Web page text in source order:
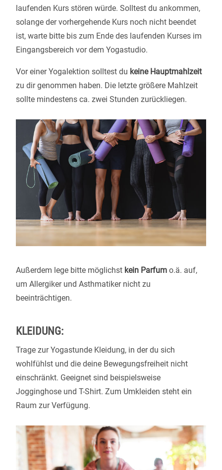
laufenden Kurs stören würde. Solltest du ankommen,
solange der vorhergehende Kurs noch nicht beendet
ist, warte bitte bis zum Ende des laufenden Kurses im
Eingangsbereich vor dem Yogastudio.
Vor einer Yogalektion solltest du keine Hauptmahlzeit
zu dir genommen haben. Die letzte größere Mahlzeit
sollte mindestens ca. zwei Stunden zurückliegen.
Außerdem lege bitte möglichst kein Parfum o.ä. auf,
um Allergiker und Asthmatiker nicht zu
beeinträchtigen.
KLEIDUNG:
Trage zur Yogastunde Kleidung, in der du sich
wohlfühlst und die deine Bewegungsfreiheit nicht
einschränkt. Geeignet sind beispielsweise
Jogginghose und T-Shirt. Zum Umkleiden steht ein
Raum zur Verfügung.